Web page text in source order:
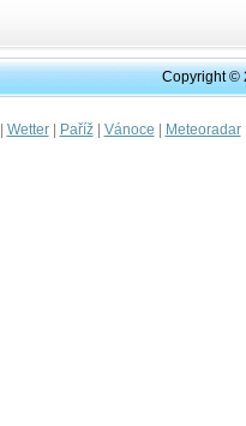
Copyright ©
| Wetter| Paříž| Vánoce | Meteoradar